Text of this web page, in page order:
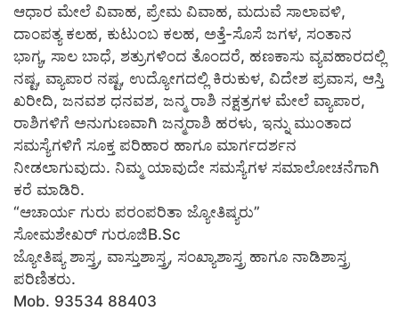
ಆಧಾರ ಮೇಲೆ ವಿವಾಹ, ಪ್ರೇಮ ವಿವಾಹ, ಮದುವೆ ಸಾಲಾವಳಿ,
ದಾಂಪತ್ಯ ಕಲಹ, ಕುಟುಂಬ ಕಲಹ, ಅತ್ತೆ-ಸೊಸೆ ಜಗಳ, ಸಂತಾನ
ಭಾಗ್ಯ, ಸಾಲ ಬಾಧೆ, ಶತ್ರುಗಳಿಂದ ತೊಂದರೆ, ಹಣಕಾಸು ವ್ಯವಹಾರದಲ್ಲಿ
ನಷ್ಟ, ವ್ಯಾಪಾರ ನಷ್ಟ, ಉದ್ಯೋಗದಲ್ಲಿ ಕಿರುಕುಳ, ವಿದೇಶ ಪ್ರವಾಸ, ಆಸ್ತಿ
ಖರೀದಿ, ಜನವಶ ಧನವಶ, ಜನ್ಮ ರಾಶಿ ನಕ್ಷತ್ರಗಳ ಮೇಲೆ ವ್ಯಾಪಾರ,
ರಾಶಿಗಳಿಗೆ ಅನುಗುಣವಾಗಿ ಜನ್ಮರಾಶಿ ಹರಳು, ಇನ್ನು ಮುಂತಾದ
ಸಮಸ್ಯೆಗಳಿಗೆ ಸೂಕ್ತ ಪರಿಹಾರ ಹಾಗೂ ಮಾರ್ಗದರ್ಶನ
ನೀಡಲಾಗುವುದು. ನಿಮ್ಮ ಯಾವುದೇ ಸಮಸ್ಯೆಗಳ ಸಮಾಲೋಚನೆಗಾಗಿ
ಕರೆ ಮಾಡಿರಿ.
“ಆಚಾರ್ಯ ಗುರು ಪರಂಪರಿತಾ ಜ್ಯೋತಿಷ್ಯರು”
ಸೋಮಶೇಖರ್ ಗುರೂಜಿB.Sc
ಜ್ಯೋತಿಷ್ಯ ಶಾಸ್ತ್ರ, ವಾಸ್ತುಶಾಸ್ತ್ರ, ಸಂಖ್ಯಾಶಾಸ್ತ್ರ ಹಾಗೂ ನಾಡಿಶಾಸ್ತ್ರ
ಪರಿಣಿತರು.
Mob. 93534 88403